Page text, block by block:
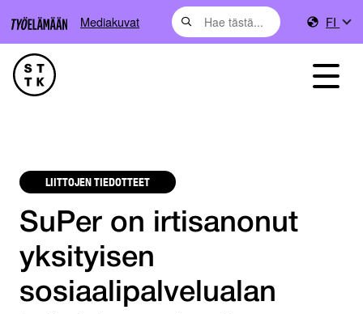
Mediakuvat FI
LIITTOJEN TIEDOTTEET
SuPer on irtisanonut
yksityisen
sosiaalipalvelualan